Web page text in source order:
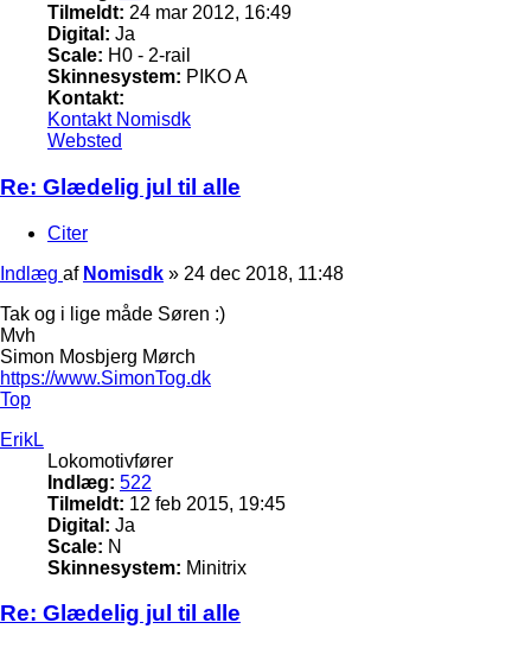
Tilmeldt: 24 mar 2012, 16:49
Digital: Ja
Scale: H0 - 2-rail
Skinnesystem: PIKO A
Kontakt:
Kontakt Nomisdk
Websted
Re: Glædelig jul til alle
Citer
Indlæg af Nomisdk » 24 dec 2018, 11:48
Tak og i lige måde Søren :)
Mvh
Simon Mosbjerg Mørch
https://www.SimonTog.dk
Top
ErikL
Lokomotivfører
Indlæg: 522
Tilmeldt: 12 feb 2015, 19:45
Digital: Ja
Scale: N
Skinnesystem: Minitrix
Re: Glædelig jul til alle